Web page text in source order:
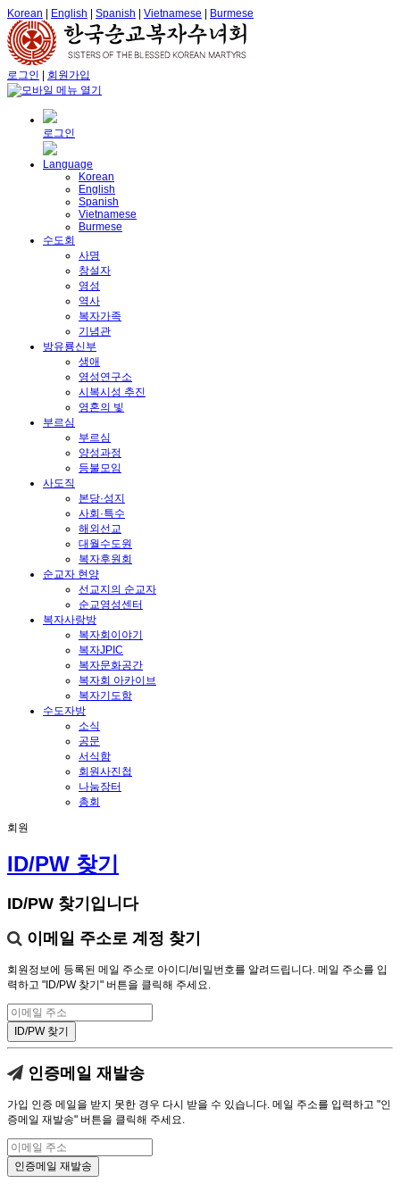
Korean English Spanish Vietnamese Burmese
로그인 회원가입
로그인
Language
Korean
English
Spanish
Vietnamese
Burmese
수도회
사명
창설자
영성
역사
복자가족
기념관
방유룡신부
생애
영성연구소
시복시성 추진
영혼의 빛
부르심
부르심
양성과정
등불모임
사도직
본당·성지
사회·특수
해외선교
대월수도원
복자후원회
순교자 현양
선교지의 순교자
순교영성센터
복자사랑방
복자회이야기
복자JPIC
복자문화공간
복자회 아카이브
복자기도함
수도자방
소식
공문
서식함
회원사진첩
나눔장터
총회
회원
ID/PW 찾기
ID/PW 찾기입니다
이메일 주소로 계정 찾기
회원정보에 등록된 메일 주소로 아이디/비밀번호를 알려드립니다. 메일 주소를 입
력하고 "ID/PW 찾기" 버튼을 클릭해 주세요.
인증메일 재발송
가입 인증 메일을 받지 못한 경우 다시 받을 수 있습니다. 메일 주소를 입력하고 "인
증메일 재발송" 버튼을 클릭해 주세요.